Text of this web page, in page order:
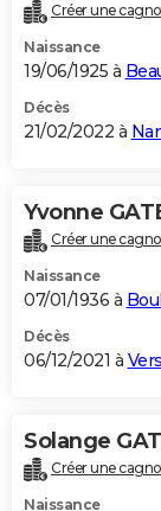
Créer une
Naissance
19/06/1925 à
Décès
21/02/2022 à
Yvonne
Créer une
Naissance
07/01/1936 à
Décès
06/12/2021 à
Solange
Créer une
Naissance